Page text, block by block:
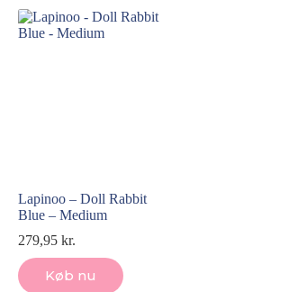
Lapinoo – Doll Rabbit
Blue – Medium
279,95kr.
Køb nu